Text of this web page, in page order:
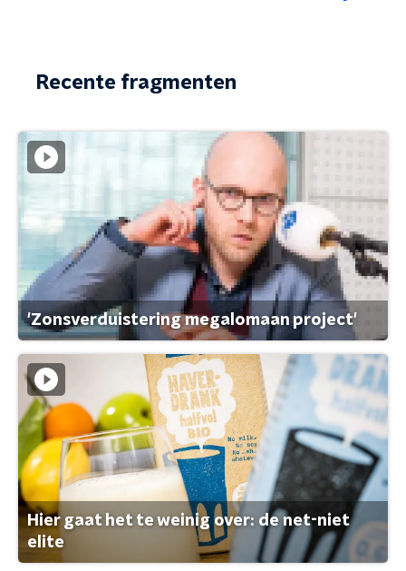
Recente fragmenten
'Zonsverduistering megalomaan project'
Hier gaat het te weinig over: de net-niet
elite